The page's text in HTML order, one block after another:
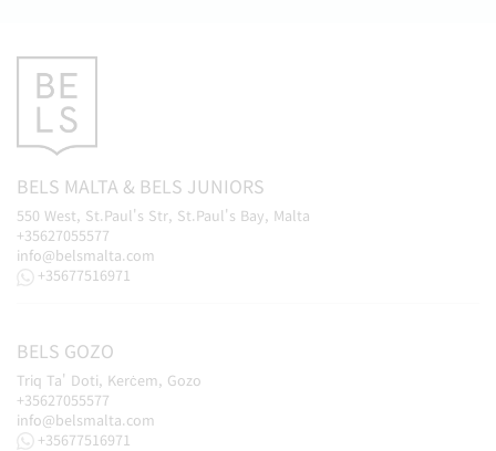
BELS MALTA & BELS JUNIORS
550 West, St.Paul's Str, St.Paul's Bay, Malta
+35627055577
info@belsmalta.com
+35677516971
BELS GOZO
Triq Ta' Doti, Kerċem, Gozo
+35627055577
info@belsmalta.com
+35677516971